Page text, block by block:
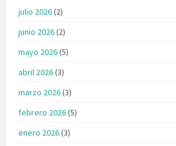
julio 2026(2)
junio 2026(2)
mayo 2026(5)
abril 2026(3)
marzo 2026(3)
febrero 2026(5)
enero 2026(3)